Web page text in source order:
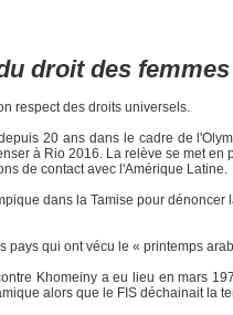
droit des femmes
respect des droits universels.
20 ans dans le cadre de
à Rio 2016. La relève se met
de contact avec l'Amérique Latine.
dans la Tamise pour
pays qui ont vécu le « printemps
Khomeiny a eu lieu en mars
alors que le FIS déchainait la